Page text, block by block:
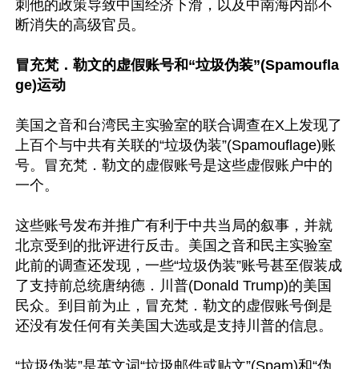
刺他的政策导致中国经济下滑，以及中南海内部不
断消失的高级官员。
冒充梵．勒文的虚假账号和“垃圾伪装”(Spamoufla
ge)运动
美国之音和台湾民主实验室的联合调查在X上发现了
上百个与中共有关联的“垃圾伪装”(Spamouflage)账
号。冒充梵．勒文的虚假账号是这些虚假账户中的
一个。
这些账号发布并推广有利于中共当局的叙事，并就
北京受到的批评进行反击。美国之音和民主实验室
此前的调查还发现，一些“垃圾伪装”账号甚至假装成
了支持前总统唐纳德．川普(Donald Trump)的美国
民众。到目前为止，冒充梵．勒文的虚假账号倒是
还没有发任何有关美国大选或是支持川普的信息。
“垃圾伪装”是英文词“垃圾邮件或贴文”(Spam)和“伪